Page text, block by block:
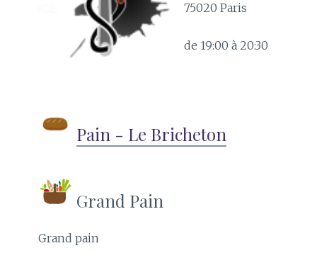
75020 Paris
de 19:00 à 20:30
Pain - Le Bricheton
Grand Pain
Grand pain